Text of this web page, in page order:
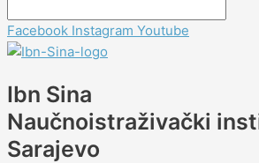
Facebook Instagram Youtube
Ibn Sina
Naučnoistraživački
Sarajevo